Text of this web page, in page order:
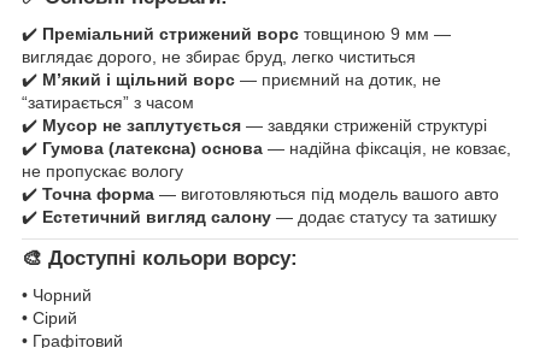
✔️ Преміальний стрижений ворс товщиною 9 мм —
виглядає дорого, не збирає бруд, легко чиститься
✔️ М’який і щільний ворс — приємний на дотик, не
“затирається” з часом
✔️ Мусор не заплутується — завдяки стриженій структурі
✔️ Гумова (латексна) основа — надійна фіксація, не ковзає,
не пропускає вологу
✔️ Точна форма — виготовляються під модель вашого авто
✔️ Естетичний вигляд салону — додає статусу та затишку
🎨 Доступні кольори ворсу:
• Чорний
• Сірий
• Графітовий